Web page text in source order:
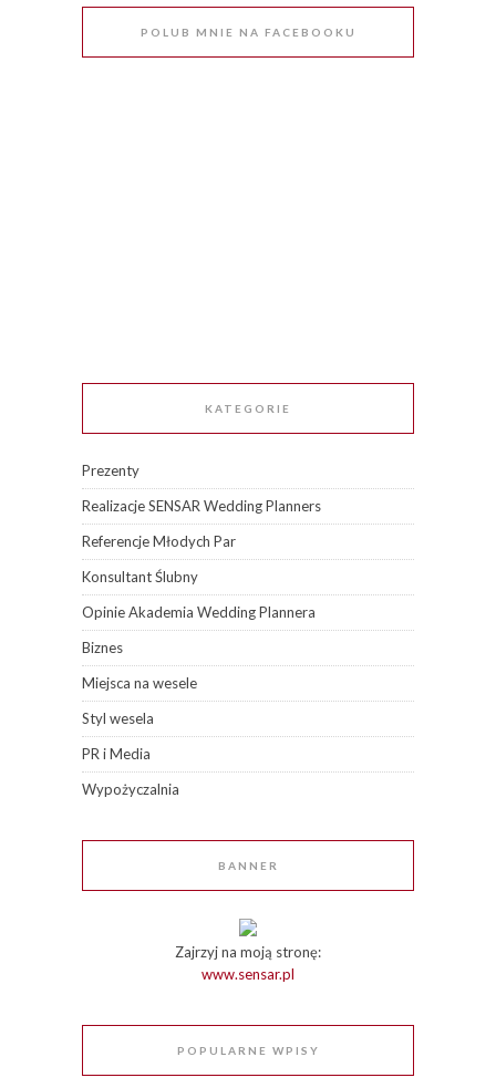
POLUB MNIE NA FACEBOOKU
KATEGORIE
Prezenty
Realizacje SENSAR Wedding Planners
Referencje Młodych Par
Konsultant Ślubny
Opinie Akademia Wedding Plannera
Biznes
Miejsca na wesele
Styl wesela
PR i Media
Wypożyczalnia
BANNER
Zajrzyj na moją stronę:
www.sensar.pl
POPULARNE WPISY